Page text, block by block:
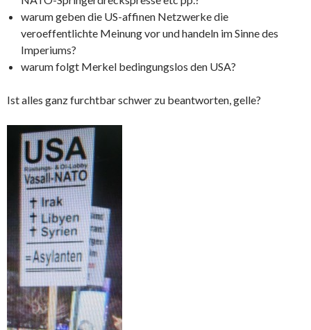
warum geben die US-affinen Netzwerke die
veroeffentlichte Meinung vor und handeln im Sinne des
Imperiums?
warum folgt Merkel bedingungslos den USA?
Ist alles ganz furchtbar schwer zu beantworten, gelle?